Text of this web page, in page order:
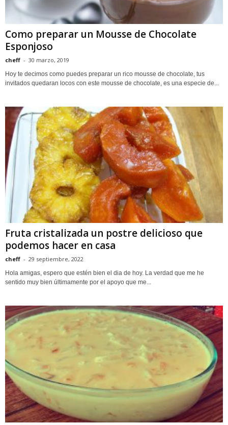
Como preparar un Mousse de Chocolate
Esponjoso
cheff - 30 marzo, 2019
Hoy te decimos como puedes preparar un rico mousse de chocolate, tus
invitados quedaran locos con este mousse de chocolate, es una especie de...
Fruta cristalizada un postre delicioso que
podemos hacer en casa
cheff - 29 septiembre, 2022
Hola amigas, espero que estén bien el dia de hoy. La verdad que me he
sentido muy bien últimamente por el apoyo que me...